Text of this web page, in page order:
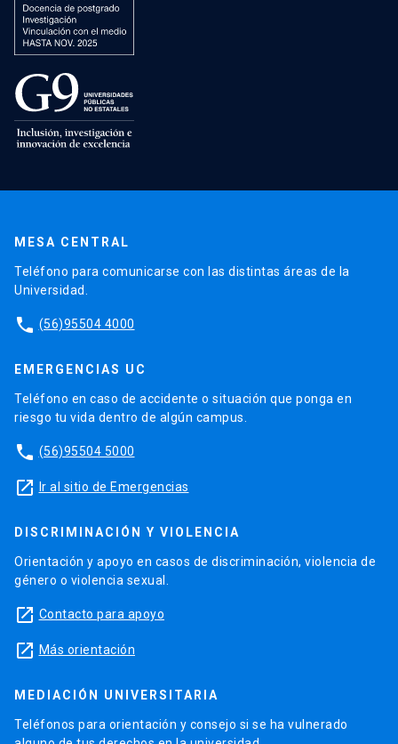
MESA CENTRAL
Teléfono para comunicarse con las distintas áreas de la
Universidad.
phone (56)95504 4000
EMERGENCIAS UC
Teléfono en caso de accidente o situación que ponga en
riesgo tu vida dentro de algún campus.
phone (56)95504 5000
launch Ir al sitio de Emergencias
DISCRIMINACIÓN Y VIOLENCIA
Orientación y apoyo en casos de discriminación, violencia de
género o violencia sexual.
launch Contacto para apoyo
launch Más orientación
MEDIACIÓN UNIVERSITARIA
Teléfonos para orientación y consejo si se ha vulnerado